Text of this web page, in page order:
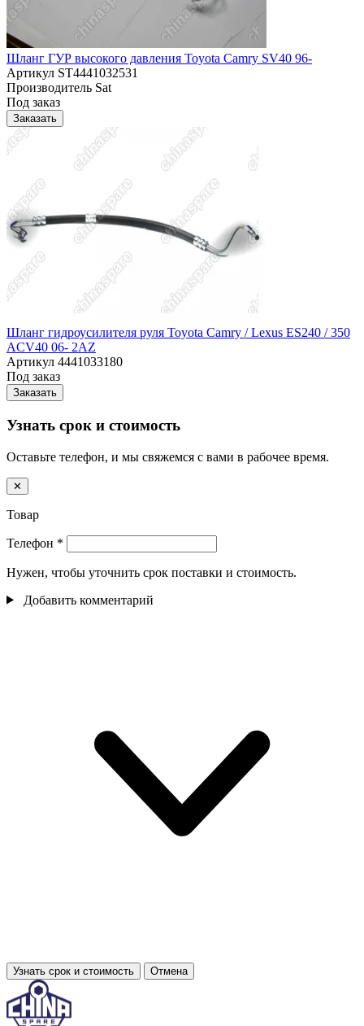
Шланг ГУР высокого давления Toyota Camry SV40 96-
Артикул ST4441032531
Производитель Sat
Под заказ
Заказать
Шланг гидроусилителя руля Toyota Camry / Lexus ES240 / 350
ACV40 06- 2AZ
Артикул 4441033180
Под заказ
Заказать
Узнать срок и стоимость
Оставьте телефон, и мы свяжемся с вами в рабочее время.
✕
Товар
Телефон *
Нужен, чтобы уточнить срок поставки и стоимость.
Добавить комментарий
Узнать срок и стоимость Отмена